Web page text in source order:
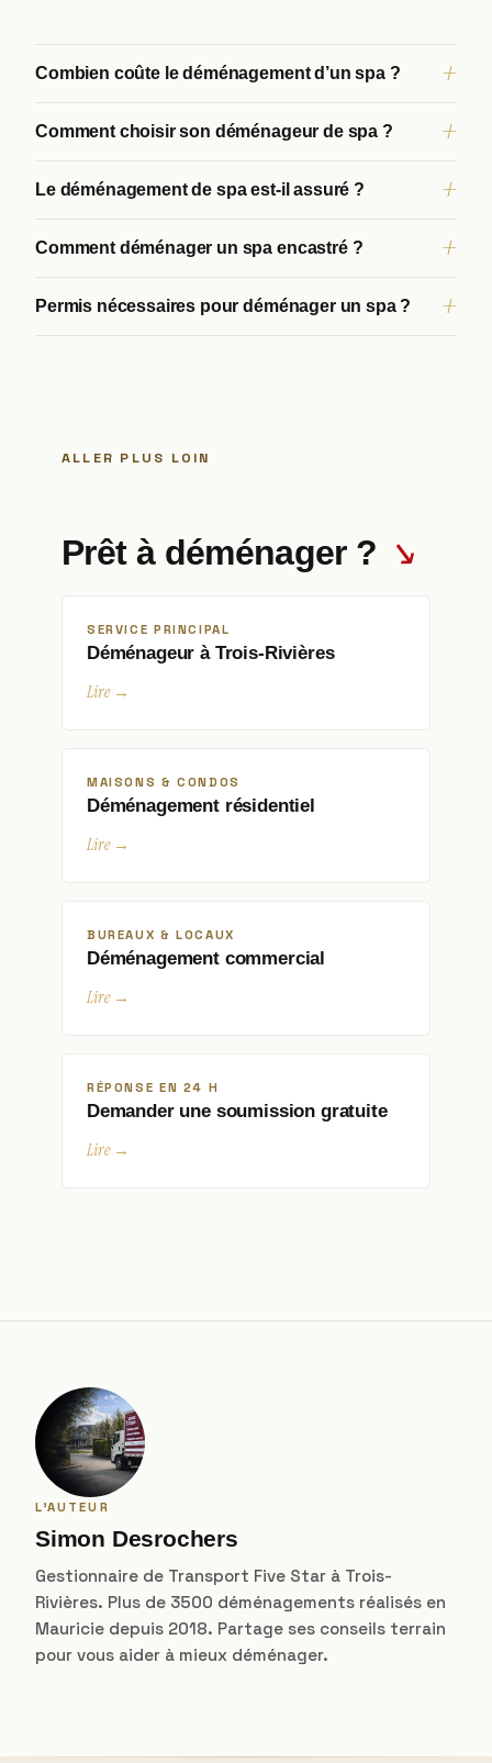
Combien coûte le déménagement d’un spa ?
Comment choisir son déménageur de spa ?
Le déménagement de spa est-il assuré ?
Comment déménager un spa encastré ?
Permis nécessaires pour déménager un spa ?
ALLER PLUS LOIN
Prêt à déménager ? ↘
SERVICE PRINCIPAL
Déménageur à Trois-Rivières
Lire →
MAISONS & CONDOS
Déménagement résidentiel
Lire →
BUREAUX & LOCAUX
Déménagement commercial
Lire →
RÉPONSE EN 24 H
Demander une soumission gratuite
Lire →
L'AUTEUR
Simon Desrochers
Gestionnaire de Transport Five Star à Trois-
Rivières. Plus de 3500 déménagements réalisés en
Mauricie depuis 2018. Partage ses conseils terrain
pour vous aider à mieux déménager.